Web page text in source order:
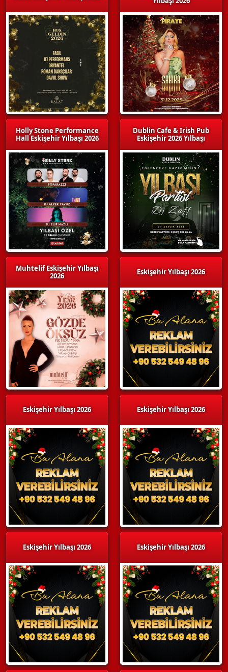
Holly Stone Performance
Hall Eskişehir Yılbaşı 2026
Muhtelif Eskişehir Yılbaşı
2026
Eskişehir Yılbaşı 2026
Eskişehir Yılbaşı 2026
Dublin Cafe & Irish Pub
Eskişehir 2026 Yılbaşı
Eskişehir Yılbaşı 2026
Eskişehir Yılbaşı 2026
Eskişehir Yılbaşı 2026